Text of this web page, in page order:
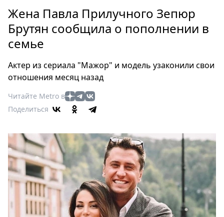
Россия
Мир
Туризм
Мода
Театр
Кино
Книги
Выставки
Пресс-
релизы
О
Metro
Жена Павла Прилучного Зепюр
Брутян сообщила о пополнении в
семье
Актер из сериала "Мажор" и модель узаконили свои
отношения месяц назад
Читайте Metro в
Поделиться